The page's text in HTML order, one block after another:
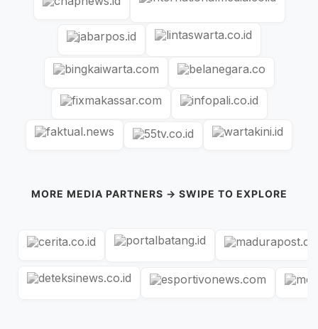
MORE MEDIA PARTNERS → SWIPE TO EXPLORE